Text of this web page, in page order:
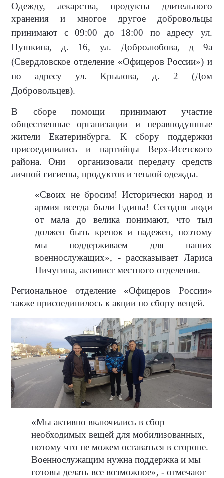
Одежду, лекарства, продукты длительного
хранения и многое другое добровольцы
принимают с 09:00 до 18:00 по адресу ул.
Пушкина, д. 16, ул. Добролюбова, д 9а
(Свердловское отделение «Офицеров России») и
по адресу ул. Крылова, д. 2 (Дом
Добровольцев).
В сборе помощи принимают участие
общественные организации и неравнодушные
жители Екатеринбурга. К сбору поддержки
присоединились и партийцы Верх-Исетского
района. Они
организовали передачу средств
личной гигиены, продуктов и теплой одежды.
«Своих не бросим! Исторически народ и
армия всегда были Едины! Сегодня люди
от мала до велика понимают, что тыл
должен быть крепок и надежен, поэтому
мы поддерживаем для наших
военнослужащих», - рассказывает Лариса
Пичугина, активист местного отделения.
Региональное отделение «Офицеров России»
также присоединилось к акции по сбору вещей.
«Мы активно включились в сбор
необходимых вещей для мобилизованных,
потому что не можем оставаться в стороне.
Военнослужащим нужна поддержка и мы
готовы делать все возможное», - отмечают